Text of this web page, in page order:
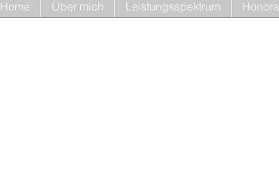
Home Über mich Leistungsspektrum